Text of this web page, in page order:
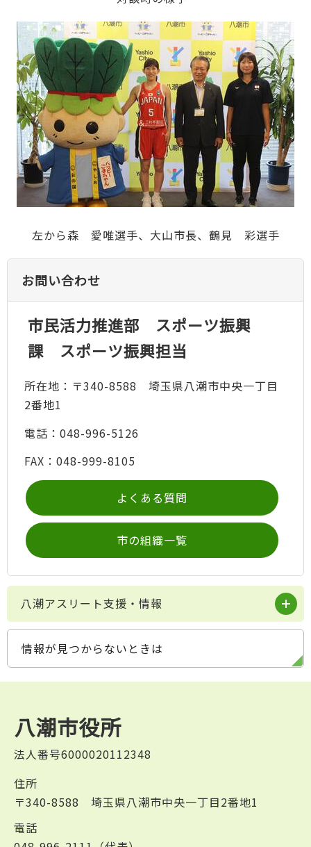
左から森 愛唯選手、大山市長、鶴見 彩選手
お問い合わせ
市民活力推進部 スポーツ振興
課 スポーツ振興担当
所在地：〒340-8588 埼玉県八潮市中央一丁目
2番地1
電話：048-996-5126
FAX：048-999-8105
よくある質問
市の組織一覧
八潮アスリート支援・情報
情報が見つからないときは
八潮市役所
法人番号6000020112348
住所
〒340-8588 埼玉県八潮市中央一丁目2番地1
電話